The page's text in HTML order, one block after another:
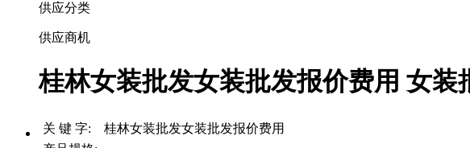
供应分类
供应商机
桂林女装批发女装批发报价费用 女
关 键 字: 桂林女装批发女装批发报价费用